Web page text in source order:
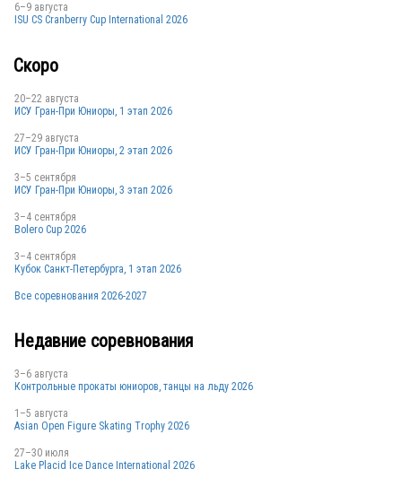
6–9 августа
ISU CS Cranberry Cup International 2026
Скоро
20–22 августа
ИСУ Гран-При Юниоры, 1 этап 2026
27–29 августа
ИСУ Гран-При Юниоры, 2 этап 2026
3–5 сентября
ИСУ Гран-При Юниоры, 3 этап 2026
3–4 сентября
Bolero Cup 2026
3–4 сентября
Кубок Санкт-Петербурга, 1 этап 2026
Все соревнования 2026-2027
Недавние соревнования
3–6 августа
Контрольные прокаты юниоров, танцы на льду 2026
1–5 августа
Asian Open Figure Skating Trophy 2026
27–30 июля
Lake Placid Ice Dance International 2026